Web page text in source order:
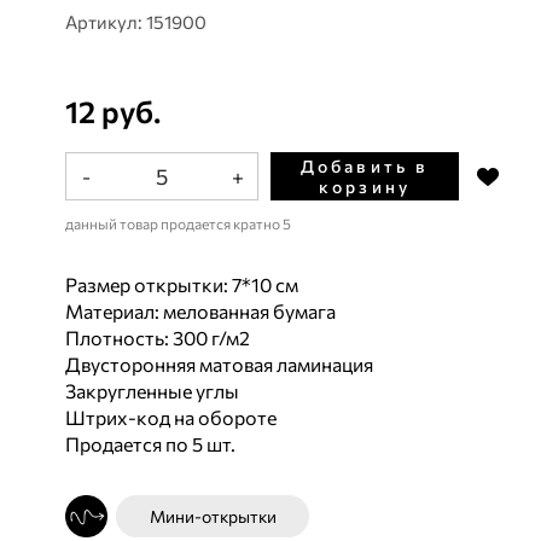
Артикул: 151900
12 руб.
- +
Добавить в
корзину
данный товар продается кратно 5
Размер открытки: 7*10 см
Материал: мелованная бумага
Плотность: 300 г/м2
Двусторонняя матовая ламинация
Закругленные углы
Штрих-код на обороте
Продается по 5 шт.
Мини-открытки